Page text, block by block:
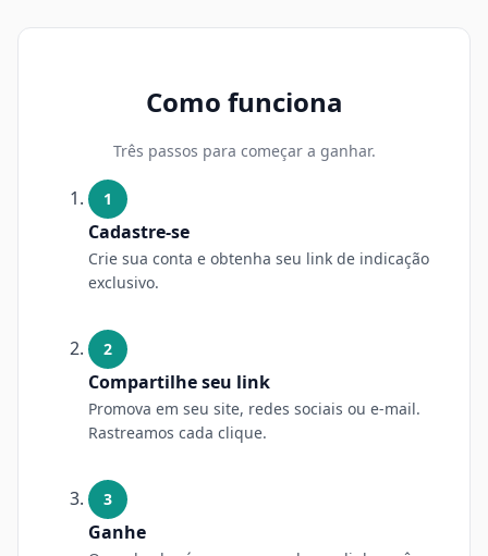
Como funciona
Três passos para começar a ganhar.
1
Cadastre-se
Crie sua conta e obtenha seu link de indicação
exclusivo.
2
Compartilhe seu link
Promova em seu site, redes sociais ou e-mail.
Rastreamos cada clique.
3
Ganhe